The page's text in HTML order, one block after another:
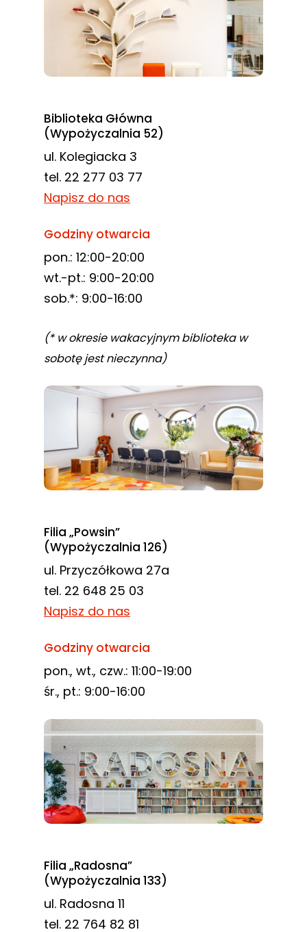
Biblioteka Główna
(Wypożyczalnia 52)
ul. Kolegiacka 3
tel. 22 277 03 77
Napisz do nas
Godziny otwarcia
pon.: 12:00-20:00
wt.-pt.: 9:00-20:00
sob.*: 9:00-16:00
(* w okresie wakacyjnym biblioteka w
sobotę jest nieczynna)
Filia „Powsin”
(Wypożyczalnia 126)
ul. Przyczółkowa 27a
tel. 22 648 25 03
Napisz do nas
Godziny otwarcia
pon., wt., czw.: 11:00-19:00
śr., pt.: 9:00-16:00
Filia „Radosna”
(Wypożyczalnia 133)
ul. Radosna 11
tel. 22 764 82 81